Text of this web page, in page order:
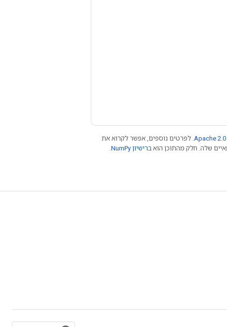
Apache 2.0 . לפרטים נוספים, אפשר לקרוא את
רישיון NumPy‏